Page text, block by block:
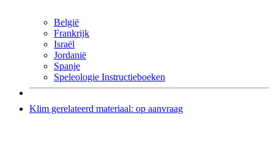
België
Frankrijk
Israël
Jordanië
Spanje
Speleologie Instructieboeken
Klim gerelateerd materiaal: op aanvraag